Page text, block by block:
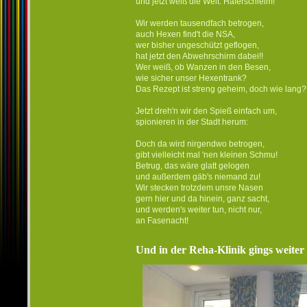
Wir werden tausendfach betrogen,
auch Hexen find't die NSA,
wer bisher ungeschützt geflogen,
hat jetzt den Abwehrschirm dabei!!
Wer weiß, ob Wanzen in den Besen,
wie sicher unser Hexentrank?
Das Rezept ist streng geheim, doch wie
Jetzt dreh'n wir den Spieß einfach um,
spionieren in der Stadt herum:
Doch da wird nirgendwo betrogen,
gibt vielleicht mal 'nen kleinen Schmu!
Betrug, das wäre glatt gelogen
und außerdem gäb's niemand zu!
Wir stecken trotzdem unsre Nasen
gern hier und da hinein, ganz sacht,
und werden's weiter tun, nicht nur,
an Fasenacht!
Und in der Reha-Klinik gings weiter